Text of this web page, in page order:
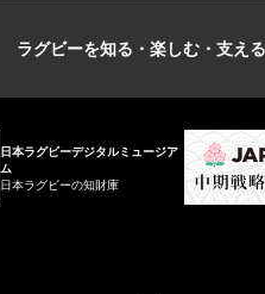
ラグビーを知る・楽しむ・支える
日本ラグビーデジタルミュージア
ム
日本ラグビーの知財庫